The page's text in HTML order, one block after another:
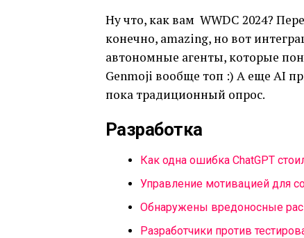
Ну что, как вам WWDC 2024?
конечно, amazing, но вот
автономные агенты, которые
Genmoji вообще топ :) А еще AI
пока традиционный опрос.
Разработка
Как одна ошибка ChatGPT
Управление мотивацией для
Обнаружены вредоносные
Разработчики против